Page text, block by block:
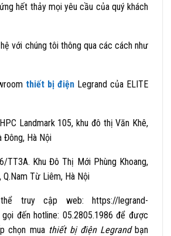
hết thảy mọi yêu cầu của quý khách
với chúng tôi thông qua các cách như
thiết bị điện Legrand của ELITE
Landmark 105, khu đô thị Văn Khê,
Đông, Hà Nội
TT3A. Khu Đô Thị Mới Phùng Khoang,
Q.Nam Từ Liêm, Hà Nội
truy cập web: https://legrand-
đến hotline: 05.2805.1986 để được
chọn mua thiết bị điện Legrandbạn